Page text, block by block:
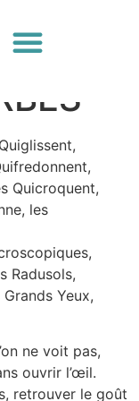
Quicroquent,
les
Radusols,
Yeux,
ne voit pas,
ouvrir l’œil.
retrouver le goût